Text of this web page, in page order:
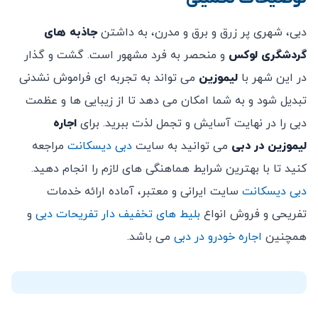
سفید
20 صندلی
GMC YUKON DENALI BARBIE:
20 صندلی
GMC YUKON FENDI:
مشکی
20 صندلی
معتبر نخواهد بود.
دبی، شهری پر زرق و برق و مدرن، به داشتنجاذبه های
گردشگری لوکس و منحصر به فرد مشهور است. گشت و گذار
در این شهر با لیموزین می تواند به تجربه ای فراموش نشدنی
تبدیل شود و به شما امکان می دهد تا از زیبایی ها و عظمت
دبی را در نهایت آسایش و تجمل لذت ببرید. برای اجاره
لیموزین در دبی می توانید به سایت دبی دیسکانت مراجعه
کنید تا با بهترین شرایط هماهنگی های لازم را انجام دهید.
دبی دیسکانت سایت ایرانی و معتبر، آماده ارائه خدمات
تفریحی و فروش انواع بلیط های تخفیف دار تفریحات دبی و
همچنین اجاره خودرو در دبی می باشد.